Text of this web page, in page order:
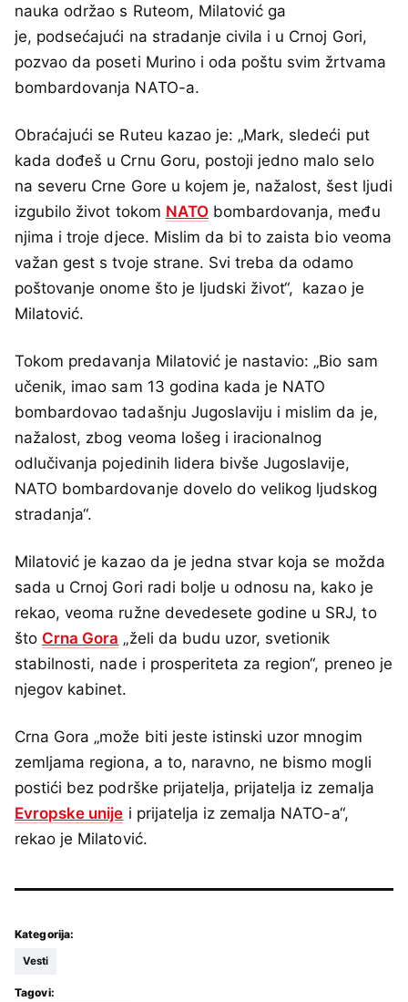
nauka održao s Ruteom, Milatović ga
je, podsećajući na stradanje civila i u Crnoj Gori,
pozvao da poseti Murino i oda poštu svim žrtvama
bombardovanja NATO-a.
Obraćajući se Ruteu kazao je: „Mark, sledeći put
kada dođeš u Crnu Goru, postoji jedno malo selo
na severu Crne Gore u kojem je, nažalost, šest ljudi
izgubilo život tokom NATObombardovanja, među
njima i troje djece. Mislim da bi to zaista bio veoma
važan gest s tvoje strane. Svi treba da odamo
poštovanje onome što je ljudski život“, kazao je
Milatović.
Tokom predavanja Milatović je nastavio: „Bio sam
učenik, imao sam 13 godina kada je NATO
bombardovao tadašnju Jugoslaviju i mislim da je,
nažalost, zbog veoma lošeg i iracionalnog
odlučivanja pojedinih lidera bivše Jugoslavije,
NATO bombardovanje dovelo do velikog ljudskog
stradanja“.
Milatović je kazao da je jedna stvar koja se možda
sada u Crnoj Gori radi bolje u odnosu na, kako je
rekao, veoma ružne devedesete godine u SRJ, to
što Crna Gora „želi da budu uzor, svetionik
stabilnosti, nade i prosperiteta za region“, preneo je
njegov kabinet.
Crna Gora „može biti jeste istinski uzor mnogim
zemljama regiona, a to, naravno, ne bismo mogli
postići bez podrške prijatelja, prijatelja iz zemalja
Evropske unije i prijatelja iz zemalja NATO-a“,
rekao je Milatović.
Kategorija:
Vesti
Tagovi: